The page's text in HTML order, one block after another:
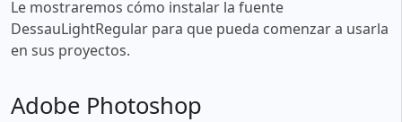
Le mostraremos cómo instalar la fuente
DessauLightRegular para que pueda comenzar a usarla
en sus proyectos.
Adobe Photoshop